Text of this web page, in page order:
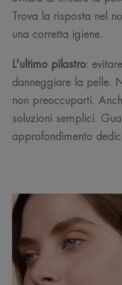
Trova la risposta nel
una corretta igiene.
L'ultimo pilastro:
danneggiare la pelle.
non preoccuparti.
soluzioni semplici.
approfondimento